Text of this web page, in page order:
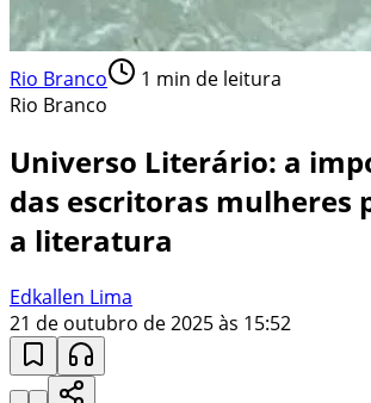
Rio Branco 1 min de leitura
Rio Branco
Universo Literário: a
das escritoras mulheres
a literatura
Edkallen Lima
21 de outubro de 2025 às 15:52